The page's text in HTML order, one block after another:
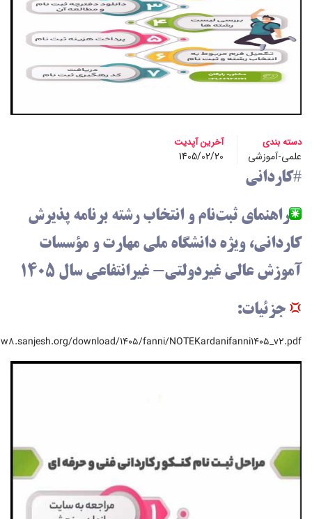
آخرین آپدیت
1405/02/20
و انتخاب رشته برنامه پذیرش
دانشگاه ملی مهارت و مؤسسات
غیرانتفاعی سال ۱۴۰۵
http://https://www8.sanjesh.org/download/1405/fanni/